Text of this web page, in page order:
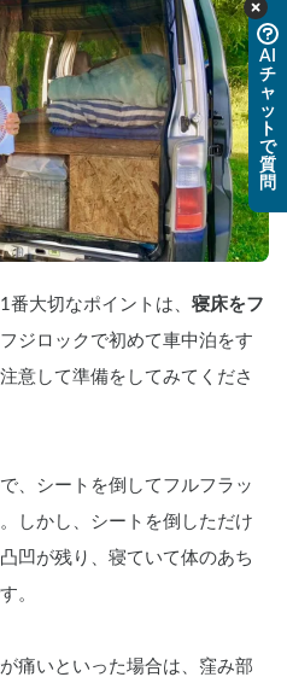
大切なポイントは、 寝床をフ
ジロックで初めて車中泊をす
意して準備をしてみてくださ
、シートを倒してフルフラッ
しかし、シートを倒しただけ
凹が残り、寝ていて体のあち
。
痛いといった場合は、窪み部
AI
チ
ャ
ッ
ト
で
質
問